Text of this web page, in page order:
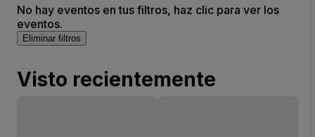
No hay eventos en tus filtros, haz clic para ver los
eventos.
Eliminar filtros
Visto recientemente